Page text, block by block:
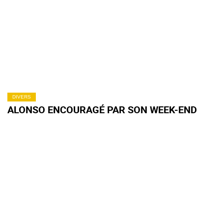
DIVERS
ALONSO ENCOURAGÉ PAR SON WEEK-END